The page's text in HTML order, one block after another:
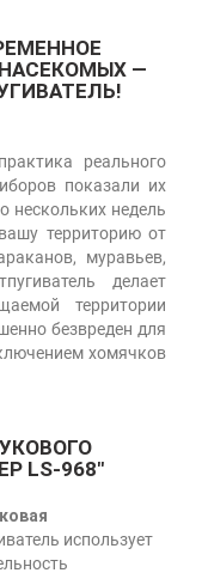
—
реального
показали их
нескольких недель
территорию от
муравьев,
делает
территории
безвреден для
хомячков
LS-968"
использует